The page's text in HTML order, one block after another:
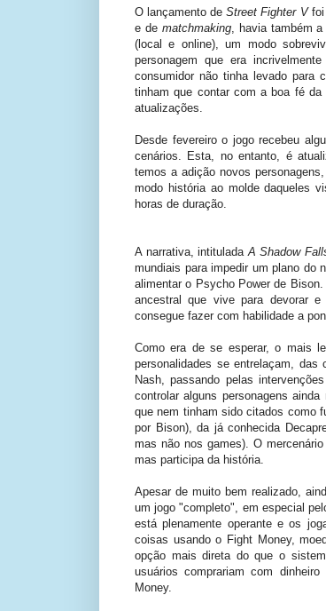
O lançamento deStreet Fighter Vfoi
e de matchmaking, havia também
(local e online), um modo
personagem que era
consumidor não tinha levado para
tinham que contar com a boa fé da
atualizações.
Desde fevereiro o jogo recebeu
cenários. Esta, no entanto, é
temos a adição novos
modo história ao molde daqueles
horas de duração.
A narrativa, intitulada A Shadow
mundiais para impedir um plano do
alimentar o Psycho Power de
ancestral que vive para devorar
consegue fazer com habilidade a
Como era de se esperar, o mais
personalidades se entrelaçam,
Nash, passando pelas
controlar alguns personagens
que nem tinham sido citados como
por Bison), da já conhecida
mas não nos games). O
mas participa da história.
Apesar de muito bem realizado,
um jogo "completo", em especial
está plenamente operante e os
coisas usando o Fight Money,
opção mais direta do que o
usuários comprariam com
Money.